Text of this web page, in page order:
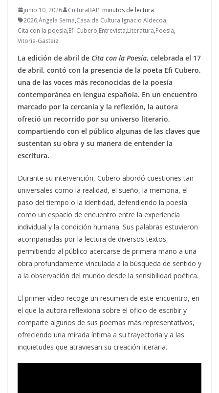
junio 10, 2026 CulturaBAI1 minutos de lectura
2026,Ángela Serna,Casa de Cultura Ignacio Aldecoa,
Cita con la poesía,Efi Cubero,Entrevista,Literatura,Poesía,
Vitoria-Gasteiz
La edición de abril de Cita con la Poesía, celebrada el 17
de abril, contó con la presencia de la poeta Efi Cubero,
una de las voces más reconocidas de la poesía
contemporánea en lengua española. En un encuentro
marcado por la cercanía y la reflexión, la autora
ofreció un recorrido por su universo literario,
compartiendo con el público algunas de las claves que
sustentan su obra y su manera de entender la
escritura.
Durante su intervención, Cubero abordó cuestiones tan
universales como la realidad, el sueño, la memoria, el
paso del tiempo o la identidad, defendiendo la poesía
como un espacio de encuentro entre la experiencia
individual y la condición humana. Sus palabras estuvieron
acompañadas por la lectura de diversos textos,
permitiendo al público acercarse de primera mano a una
obra profundamente vinculada a la búsqueda de sentido y
a la observación del mundo desde la sensibilidad poética.
El primer vídeo recoge un resumen de este encuentro, en
el que la autora reflexiona sobre el oficio de escribir y
comparte algunos de sus poemas más representativos,
ofreciendo una mirada íntima a su trayectoria y a las
inquietudes que atraviesan su creación literaria.